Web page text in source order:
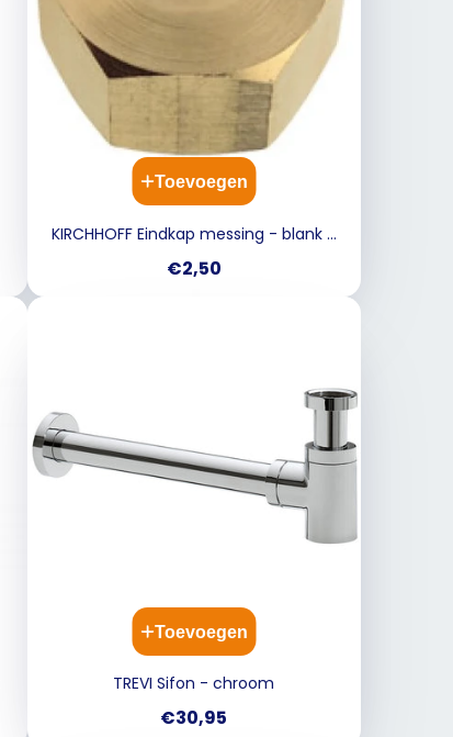
Toevoegen
KIRCHHOFF Eindkap messing - blank -
Prijs
€2,50
Toevoegen
TREVI Sifon - chroom
Prijs
€30,95